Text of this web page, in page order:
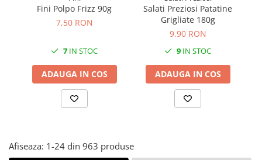
Fini Polpo Frizz 90g
7,50 RON
7 IN STOC
ADAUGA IN COS
Salati Preziosi Patatine
Grigliate 180g
9,90 RON
9 IN STOC
ADAUGA IN COS
Afiseaza: 1-24 din 963 produse